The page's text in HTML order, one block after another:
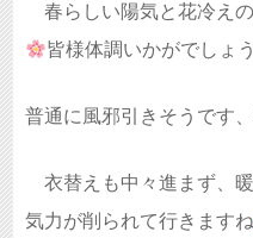
春らしい陽気と花冷え
皆様体調いかがでしょ
普通に風邪引きそうです
衣替えも中々進まず、
気力が削られて行きますね